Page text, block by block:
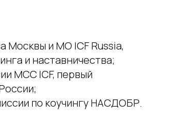
Москвы и МО ICF Russia,
и наставничества;
МCC ICF, первый
по коучингу НАСДОБР.